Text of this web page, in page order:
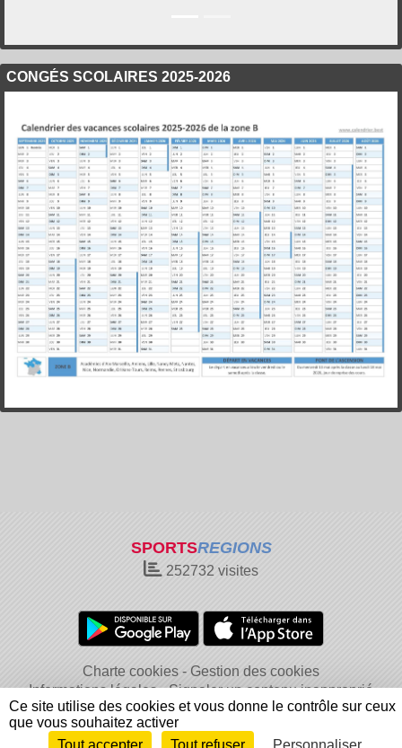
CONGÉS SCOLAIRES 2025-2026
SPORTSREGIONS
252732 visites
Charte cookies
Gestion des cookies
Informations légales
Signaler un contenu inapproprié
Ce site utilise des cookies et vous donne le contrôle sur ceux
que vous souhaitez activer
Tout accepter
Tout refuser Personnaliser